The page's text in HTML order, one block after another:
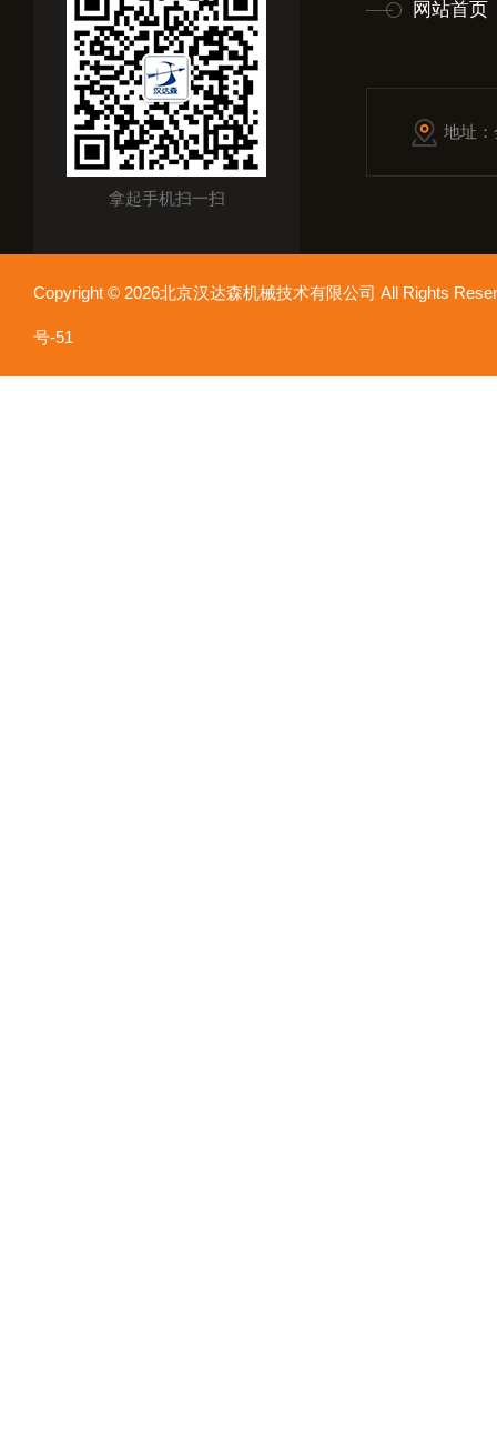
拿起手机扫一扫
网站首页
地址
Copyright © 2026北京汉达森机械技术有限公司 All Rights
号-51